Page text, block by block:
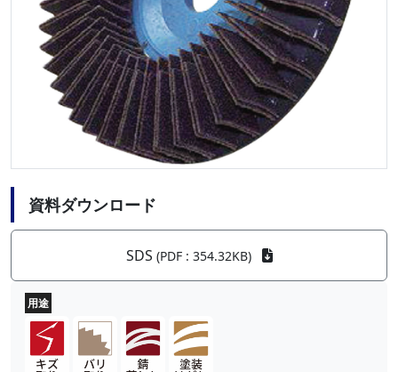
資料ダウンロード
SDS (PDF : 354.32KB)
用途